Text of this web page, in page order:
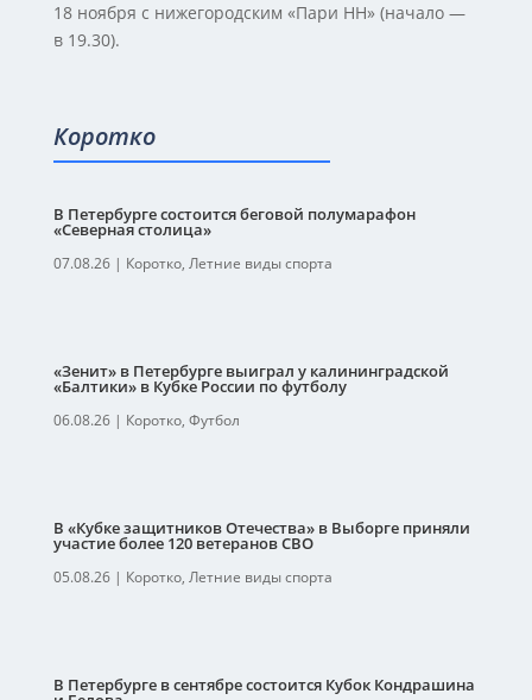
18 ноября с нижегородским «Пари НН» (начало —
в 19.30).
Коротко
В Петербурге состоится беговой полумарафон
«Северная столица»
07.08.26| Коротко, Летние виды спорта
«Зенит» в Петербурге выиграл у калининградской
«Балтики» в Кубке России по футболу
06.08.26| Коротко, Футбол
В «Кубке защитников Отечества» в Выборге приняли
участие более 120 ветеранов СВО
05.08.26| Коротко, Летние виды спорта
В Петербурге в сентябре состоится Кубок Кондрашина